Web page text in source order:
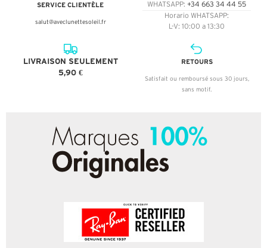
SERVICE CLIENTÈLE
salut@aveclunettesoleil.fr
WHATSAPP: +34 663 34 44 55
Horario WHATSAPP:
L-V: 10:00 a 13:30
LIVRAISON SEULEMENT
5,90 €
RETOURS
Satisfait ou remboursé sous 30 jours,
sans motif.